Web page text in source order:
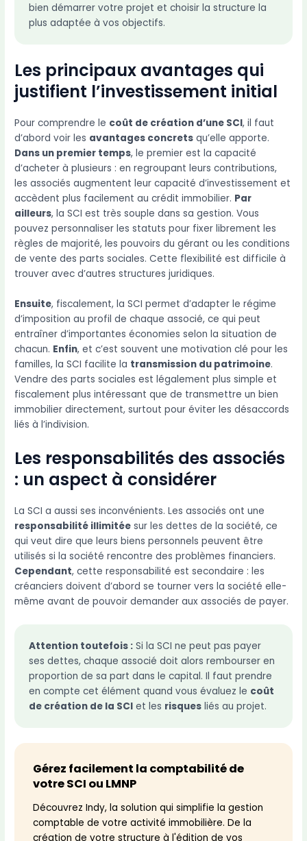
bien démarrer votre projet et choisir la structure la
plus adaptée à vos objectifs.
Les principaux avantages qui
justifient l’investissement initial
Pour comprendre le coût de création d’une SCI, il faut
d’abord voir les avantages concrets qu’elle apporte.
Dans un premier temps, le premier est la capacité
d’acheter à plusieurs : en regroupant leurs contributions,
les associés augmentent leur capacité d’investissement et
accèdent plus facilement au crédit immobilier. Par
ailleurs, la SCI est très souple dans sa gestion. Vous
pouvez personnaliser les statuts pour fixer librement les
règles de majorité, les pouvoirs du gérant ou les conditions
de vente des parts sociales. Cette flexibilité est difficile à
trouver avec d’autres structures juridiques.
Ensuite, fiscalement, la SCI permet d’adapter le régime
d’imposition au profil de chaque associé, ce qui peut
entraîner d’importantes économies selon la situation de
chacun. Enfin, et c’est souvent une motivation clé pour les
familles, la SCI facilite la transmission du patrimoine.
Vendre des parts sociales est légalement plus simple et
fiscalement plus intéressant que de transmettre un bien
immobilier directement, surtout pour éviter les désaccords
liés à l’indivision.
Les responsabilités des associés
: un aspect à considérer
La SCI a aussi ses inconvénients. Les associés ont une
responsabilité illimitée sur les dettes de la société, ce
qui veut dire que leurs biens personnels peuvent être
utilisés si la société rencontre des problèmes financiers.
Cependant, cette responsabilité est secondaire : les
créanciers doivent d’abord se tourner vers la société elle-
même avant de pouvoir demander aux associés de payer.
Attention toutefois :Si la SCI ne peut pas payer
ses dettes, chaque associé doit alors rembourser en
proportion de sa part dans le capital. Il faut prendre
en compte cet élément quand vous évaluez le coût
de création de la SCIet les risquesliés au projet.
Gérez facilement la comptabilité de
votre SCI ou LMNP
Découvrez Indy, la solution qui simplifie la gestion
comptable de votre activité immobilière. De la
création de votre structure à l'édition de vos